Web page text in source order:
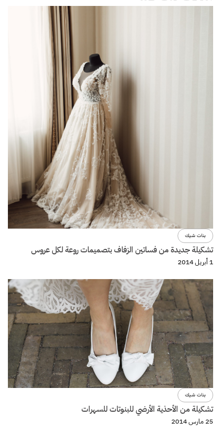
بنات شيك
تشكيلة جديدة من فساتين الزفاف بتصميمات روعة لكل عروس
1 أبريل 2014
بنات شيك
تشكيلة من الأحذية الأرضي للبنوتات للسهرات
25 مارس 2014